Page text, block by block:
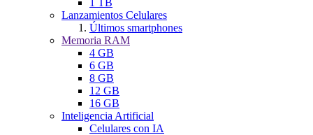
1 TB
Lanzamientos Celulares
Últimos smartphones
Memoria RAM
4 GB
6 GB
8 GB
12 GB
16 GB
Inteligencia Artificial
Celulares con IA